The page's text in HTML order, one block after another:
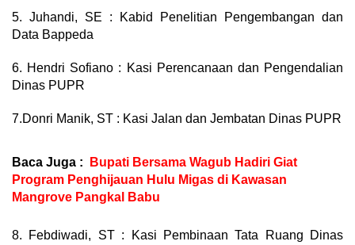
5. Juhandi, SE : Kabid Penelitian Pengembangan dan
Data Bappeda
6. Hendri Sofiano : Kasi Perencanaan dan Pengendalian
Dinas PUPR
7.Donri Manik, ST : Kasi Jalan dan Jembatan Dinas PUPR
Baca Juga :
Bupati Bersama Wagub Hadiri Giat
Program Penghijauan Hulu Migas di Kawasan
Mangrove Pangkal Babu
8. Febdiwadi, ST : Kasi Pembinaan Tata Ruang Dinas